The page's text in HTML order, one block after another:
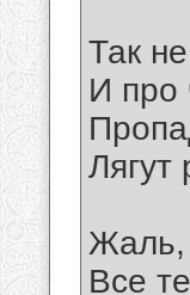
Так
И про
Жаль,
Все